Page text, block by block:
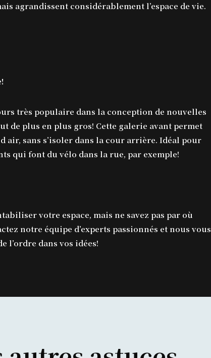
agrandissent considérablement l’espace de vie.
très populaire dans la conception de nouvelles
de plus en plus gros! Cette galerie avant permet
air, sans s’isoler dans la cour arrière. Idéal pour
qui font du vélo dans la rue, par exemple!
votre espace, mais ne savez pas par où
notre équipe d’experts passionnés et nous vous
l’ordre dans vos idées!